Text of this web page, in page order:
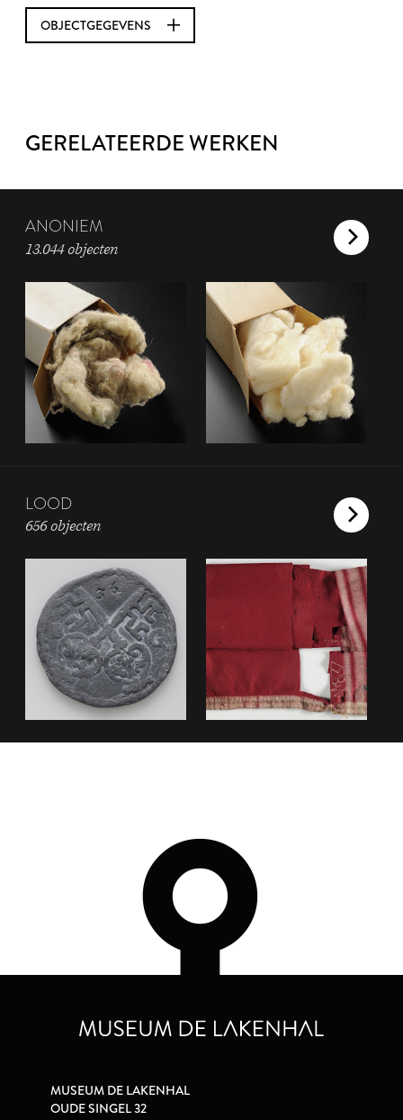
OBJECTGEGEVENS
GERELATEERDE WERKEN
ANONIEM
13.044 objecten
LOOD
656 objecten
MUSEUM DE LAKENHAL
OUDE SINGEL 32